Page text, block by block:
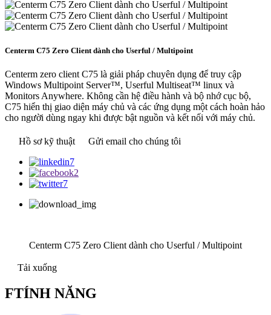
Centerm C75 Zero Client dành cho Userful / Multipoint
Centerm zero client C75 là giải pháp chuyên dụng để truy cập
Windows Multipoint Server™, Userful Multiseat™ linux và
Monitors Anywhere. Không cần hệ điều hành và bộ nhớ cục bộ,
C75 hiển thị giao diện máy chủ và các ứng dụng một cách hoàn hảo
cho người dùng ngay khi được bật nguồn và kết nối với máy chủ.
Hồ sơ kỹ thuật Gửi email cho chúng tôi
Centerm C75 Zero Client dành cho Userful / Multipoint
Tải xuống
FTÍNH NĂNG